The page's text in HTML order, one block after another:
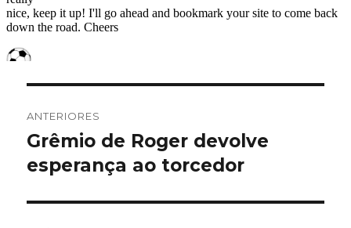
de
Post
ANTERIORES
Post
anterior:
Grêmio de Roger devolve
esperança ao torcedor